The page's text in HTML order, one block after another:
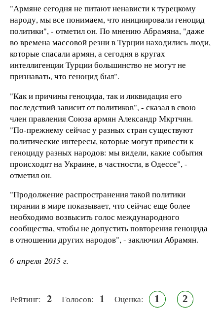
"Армяне сегодня не питают ненависти к турецкому
народу, мы все понимаем, что инициировали геноцид
политики", - отметил он. По мнению Абрамяна, "даже
во времена массовой резни в Турции находились люди,
которые спасали армян, а сегодня в кругах
интеллигенции Турции большинство не могут не
признавать, что геноцид был".
"Как и причины геноцида, так и ликвидация его
последствий зависит от политиков", - сказал в свою
член правления Союза армян Александр Мкртчян.
"По-прежнему сейчас у разных стран существуют
политические интересы, которые могут привести к
геноциду разных народов: мы видели, какие события
происходят на Украине, в частности, в Одессе", -
отметил он.
"Продолжение распространения такой политики
тирании в мире показывает, что сейчас еще более
необходимо возвысить голос международного
сообщества, чтобы не допустить повторения геноцида
в отношении других народов", - заключил Абрамян.
6 апреля 2015 г.
Рейтинг: 2 Голосов: 1 Оценка: 1 2